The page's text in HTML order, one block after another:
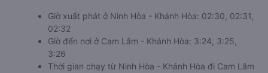
Giờ xuất phát ở Ninh Hòa - Khánh Hòa: 02:30, 02:31,
02:32
Giờ đến nơi ở Cam Lâm - Khánh Hòa: 3:24, 3:25,
3:26
Thời gian chạy từ Ninh Hòa - Khánh Hòa đi Cam Lâm